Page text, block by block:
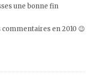
une bonne fin
en 2010 😉